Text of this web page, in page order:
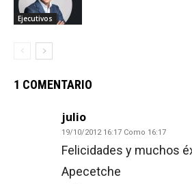
Ejecutivos
1 COMENTARIO
julio
19/10/2012 16:17 Como 16:17
Felicidades y muchos
Apecetche